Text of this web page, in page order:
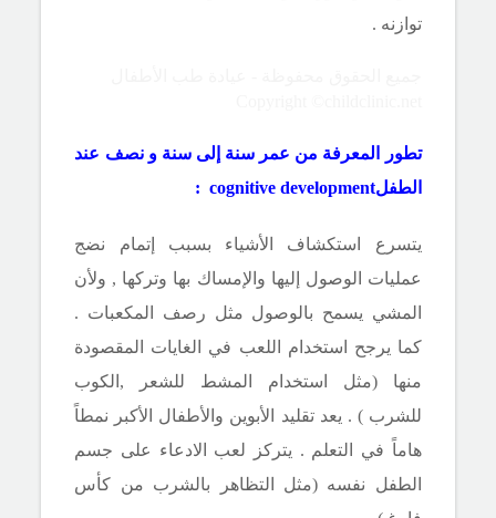
توازنه .
تطور المعرفة من عمر سنة إلى سنة و نصف عند
الطفل
cognitive development
:
يتسرع استكشاف الأشياء بسبب إتمام نضج
عمليات الوصول إليها والإمساك بها وتركها , ولأن
المشي يسمح بالوصول مثل رصف المكعبات .
كما يرجح استخدام اللعب في الغايات المقصودة
منها (مثل استخدام المشط للشعر ,الكوب
للشرب ) . يعد تقليد الأبوين والأطفال الأكبر نمطاً
هاماً في التعلم . يتركز لعب الادعاء على جسم
الطفل نفسه (مثل التظاهر بالشرب من كأس